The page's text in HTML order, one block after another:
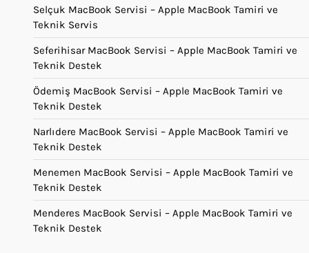
Selçuk MacBook Servisi – Apple MacBook Tamiri ve
Teknik Servis
Seferihisar MacBook Servisi – Apple MacBook Tamiri ve
Teknik Destek
Ödemiş MacBook Servisi – Apple MacBook Tamiri ve
Teknik Destek
Narlıdere MacBook Servisi – Apple MacBook Tamiri ve
Teknik Destek
Menemen MacBook Servisi – Apple MacBook Tamiri ve
Teknik Destek
Menderes MacBook Servisi – Apple MacBook Tamiri ve
Teknik Destek